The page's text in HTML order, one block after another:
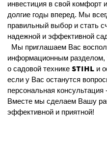
инвестиция в свой комфорт
долгие годы вперед. Мы
правильный выбор и стать
надежной и эффективной
Мы приглашаем Вас
информационным разделом,
о садовой технике STIHL и
если у Вас останутся
персональная
Вместе мы сделаем Вашу
эффективной и приятной!